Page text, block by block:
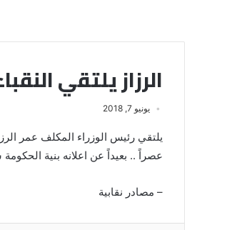
الرزاز يلتقي
يونيو 7, 2018
يلتقي رئيس الوزراء المكلف عمر
عصراً .. بعيداً عن اعلانه بنية
– مصادر نقابية